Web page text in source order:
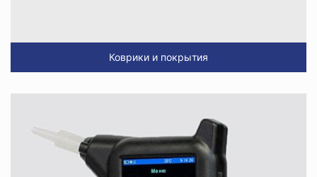
Коврики и покрытия